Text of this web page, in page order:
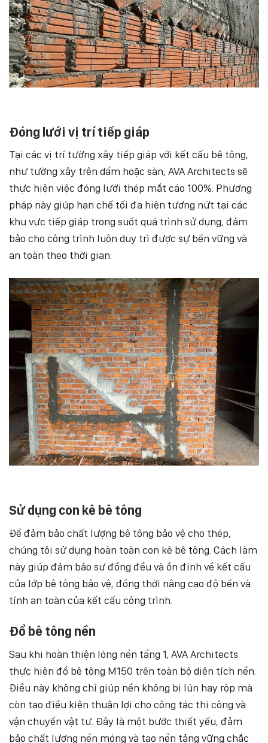
Đóng lưới vị trí tiếp giáp
Tại các vị trí tường xây tiếp giáp với kết cấu bê tông,
như tường xây trên dầm hoặc sàn, AVA Architects sẽ
thực hiện việc đóng lưới thép mắt cáo 100%. Phương
pháp này giúp hạn chế tối đa hiện tượng nứt tại các
khu vực tiếp giáp trong suốt quá trình sử dụng, đảm
bảo cho công trình luôn duy trì được sự bền vững và
an toàn theo thời gian.
Sử dụng con kê bê tông
Để đảm bảo chất lượng bê tông bảo vệ cho thép,
chúng tôi sử dụng hoàn toàn con kê bê tông. Cách làm
này giúp đảm bảo sự đồng đều và ổn định về kết cấu
của lớp bê tông bảo vệ, đồng thời nâng cao độ bền và
tính an toàn của kết cấu công trình.
Đổ bê tông nền
Sau khi hoàn thiện lóng nền tầng 1, AVA Architects
thực hiện đổ bê tông M150 trên toàn bộ diện tích nền.
Điều này không chỉ giúp nền không bị lún hay rộp mà
còn tạo điều kiện thuận lợi cho công tác thi công và
vận chuyển vật tư. Đây là một bước thiết yếu, đảm
bảo chất lượng nền móng và tạo nền tảng vững chắc